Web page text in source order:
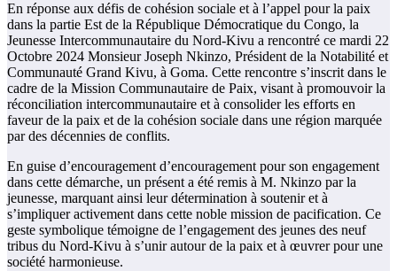
En réponse aux défis de cohésion sociale et à l’appel pour la paix
dans la partie Est de la République Démocratique du Congo, la
Jeunesse Intercommunautaire du Nord-Kivu a rencontré ce mardi 22
Octobre 2024 Monsieur Joseph Nkinzo, Président de la Notabilité et
Communauté Grand Kivu, à Goma. Cette rencontre s’inscrit dans le
cadre de la Mission Communautaire de Paix, visant à promouvoir la
réconciliation intercommunautaire et à consolider les efforts en
faveur de la paix et de la cohésion sociale dans une région marquée
par des décennies de conflits.
En guise d’encouragement d’encouragement pour son engagement
dans cette démarche, un présent a été remis à M. Nkinzo par la
jeunesse, marquant ainsi leur détermination à soutenir et à
s’impliquer activement dans cette noble mission de pacification. Ce
geste symbolique témoigne de l’engagement des jeunes des neuf
tribus du Nord-Kivu à s’unir autour de la paix et à œuvrer pour une
société harmonieuse.